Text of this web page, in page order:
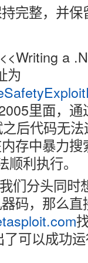
完整，并
a
为
里面，
后代码无
存中暴力
利执行。
分头同时
码，那么
可以成功